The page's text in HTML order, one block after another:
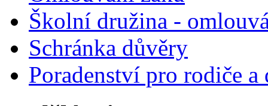
Školní družina -
Schránka důvěry
Poradenství pro rodiče